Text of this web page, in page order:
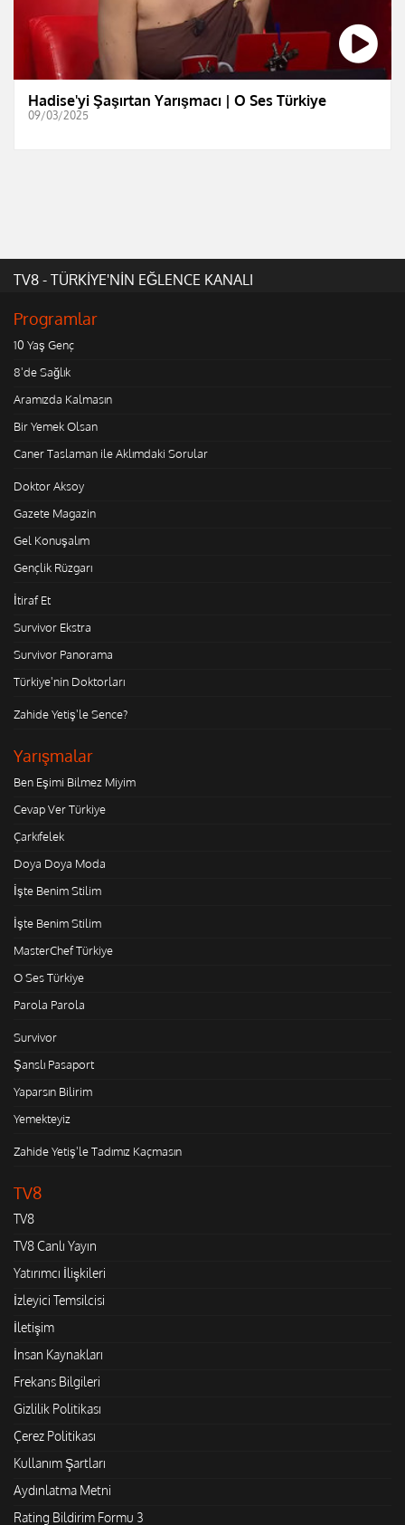
Hadise'yi Şaşırtan Yarışmacı | O Ses Türkiye
09/03/2025
TV8 - TÜRKİYE'NİN EĞLENCE KANALI
Programlar
10 Yaş Genç
8'de Sağlık
Aramızda Kalmasın
Bir Yemek Olsan
Caner Taslaman ile Aklımdaki Sorular
Doktor Aksoy
Gazete Magazin
Gel Konuşalım
Gençlik Rüzgarı
İtiraf Et
Survivor Ekstra
Survivor Panorama
Türkiye'nin Doktorları
Zahide Yetiş'le Sence?
Yarışmalar
Ben Eşimi Bilmez Miyim
Cevap Ver Türkiye
Çarkıfelek
Doya Doya Moda
İşte Benim Stilim
İşte Benim Stilim
MasterChef Türkiye
O Ses Türkiye
Parola Parola
Survivor
Şanslı Pasaport
Yaparsın Bilirim
Yemekteyiz
Zahide Yetiş'le Tadımız Kaçmasın
TV8
TV8
TV8 Canlı Yayın
Yatırımcı İlişkileri
İzleyici Temsilcisi
İletişim
İnsan Kaynakları
Frekans Bilgileri
Gizlilik Politikası
Çerez Politikası
Kullanım Şartları
Aydınlatma Metni
Rating Bildirim Formu 3